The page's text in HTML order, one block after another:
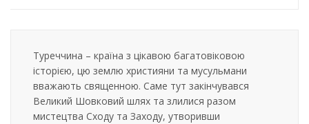
Туреччина – країна з цікавою багатовіковою
історією, цю землю християни та мусульмани
вважають священною. Саме тут закінчувався
Великий Шовковий шлях та злилися разом
мистецтва Сходу та Заходу, утворивши